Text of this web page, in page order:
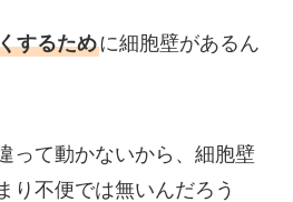
するために細胞壁があるん
って動かないから、細胞壁
り不便では無いんだろう